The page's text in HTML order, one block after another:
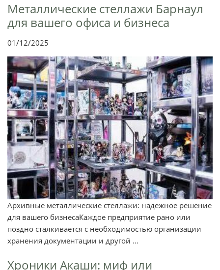
Металлические стеллажи Барнаул
для вашего офиса и бизнеса
01/12/2025
Архивные металлические стеллажи: надежное решение
для вашего бизнесаКаждое предприятие рано или
поздно сталкивается с необходимостью организации
хранения документации и другой ...
Хроники Акаши: миф или